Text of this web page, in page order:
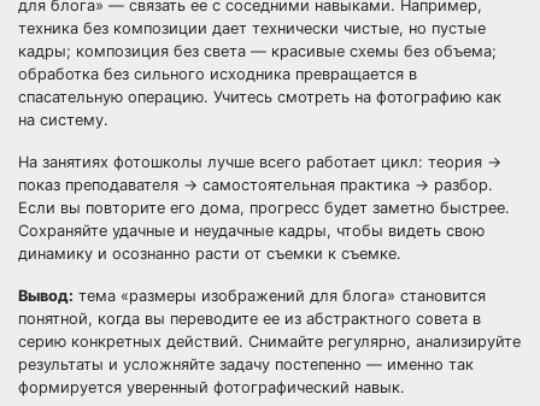
для блога» — связать ее с соседними навыками. Например,
техника без композиции дает технически чистые, но пустые
кадры; композиция без света — красивые схемы без объема;
обработка без сильного исходника превращается в
спасательную операцию. Учитесь смотреть на фотографию как
на систему.
На занятиях фотошколы лучше всего работает цикл: теория →
показ преподавателя → самостоятельная практика → разбор.
Если вы повторите его дома, прогресс будет заметно быстрее.
Сохраняйте удачные и неудачные кадры, чтобы видеть свою
динамику и осознанно расти от съемки к съемке.
Вывод: тема «размеры изображений для блога» становится
понятной, когда вы переводите ее из абстрактного совета в
серию конкретных действий. Снимайте регулярно, анализируйте
результаты и усложняйте задачу постепенно — именно так
формируется уверенный фотографический навык.